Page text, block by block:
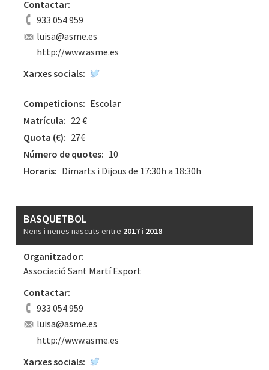
Contactar:
933 054 959
luisa@asme.es
http://www.asme.es
Xarxes socials:
Competicions: Escolar
Matrícula: 22 €
Quota (€): 27€
Número de quotes: 10
Horaris: Dimarts i Dijous de 17:30h a 18:30h
BASQUETBOL
Nens i nenes nascuts entre 2017i 2018
Organitzador:
Associació Sant Martí Esport
Contactar:
933 054 959
luisa@asme.es
http://www.asme.es
Xarxes socials: